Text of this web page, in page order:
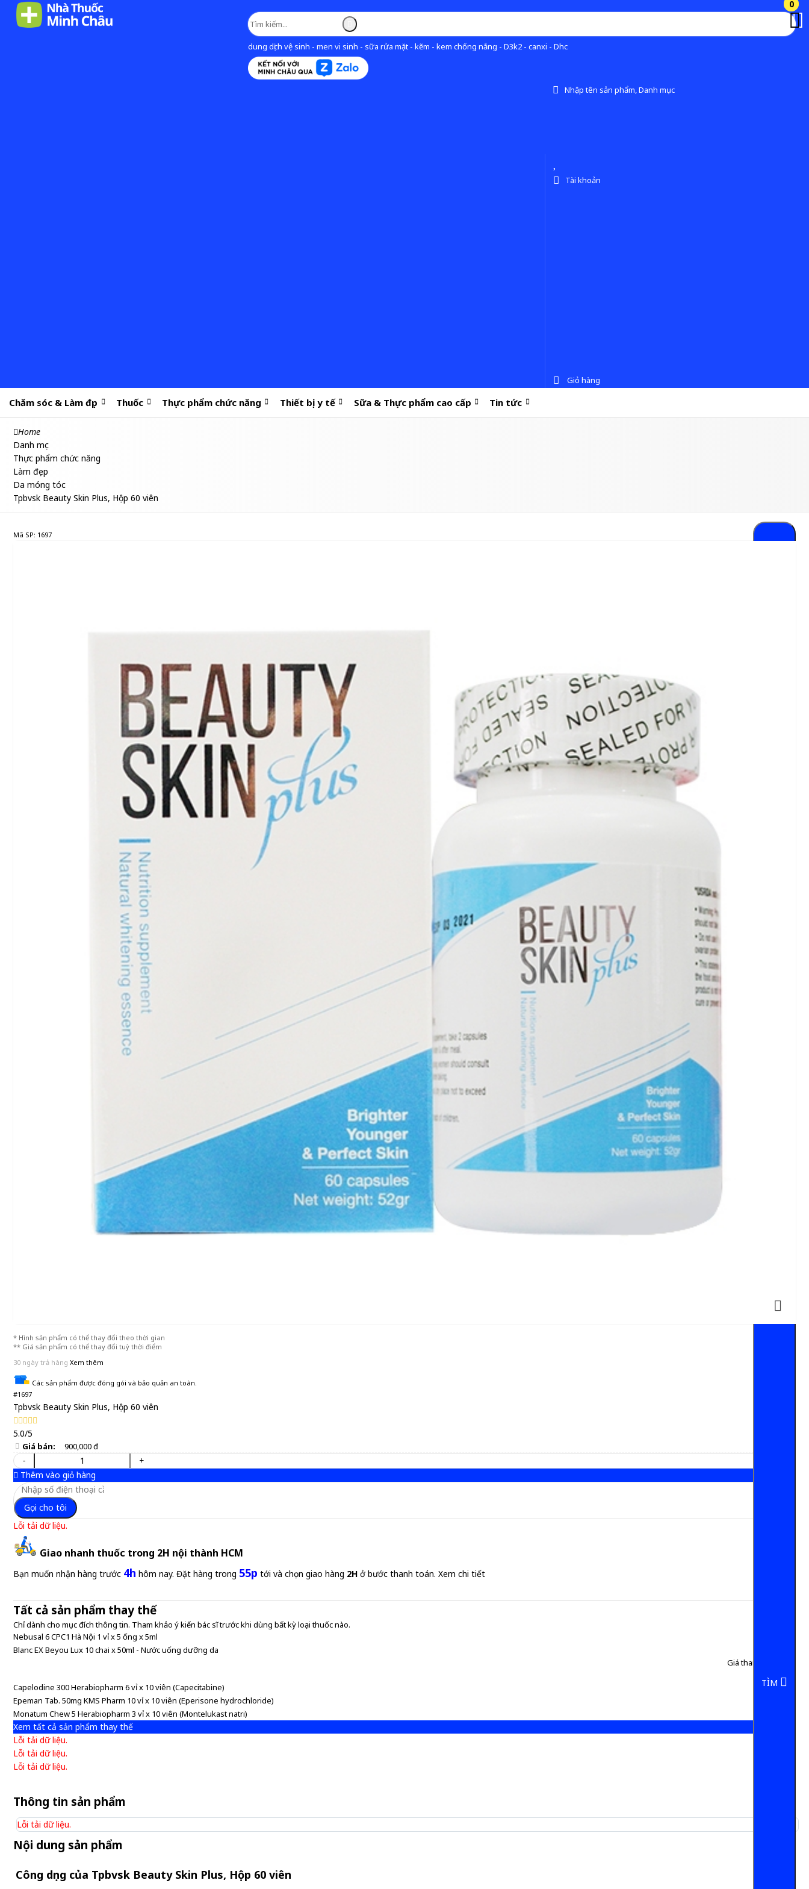
dung dịch vệ sinh - men vi sinh - sữa rửa mặt - kẽm - kem chống nắng - D3k2 - canxi - Dhc
Nhập tên sản phẩm, Danh mục
0
Tài khoản
0
Giỏ hàng
Chăm sóc & Làm đẹp Thuốc Thực phẩm chức năng Thiết bị y tế Sữa & Thực phẩm cao cấp Tin tức
Home
Danh mục
Thực phẩm chức năng
Làm đẹp
Da móng tóc
Tpbvsk Beauty Skin Plus, Hộp 60 viên
Mã SP: 1697
* Hình sản phẩm có thể thay đổi theo thời gian
** Giá sản phẩm có thể thay đổi tuỳ thời điểm
30 ngày trả hàng Xem thêm
Các sản phẩm được đóng gói và bảo quản an toàn.
#1697
Tpbvsk Beauty Skin Plus, Hộp 60 viên
5.0/5
Giá bán: 900,000 đ
-
+
Thêm vào giỏ hàng
Gọi cho tôi
Lỗi tải dữ liệu.
Giao nhanh thuốc trong 2H nội thành HCM
Bạn muốn nhận hàng trước 4h hôm nay. Đặt hàng trong 55p tới và chọn giao hàng 2H ở bước thanh toán. Xem chi tiết
Tất cả sản phẩm thay thế
Chỉ dành cho mục đích thông tin. Tham khảo ý kiến bác sĩ trước khi dùng bất kỳ loại thuốc nào.
Nebusal 6 CPC1 Hà Nội 1 vỉ x 5 ống x 5ml
Blanc EX Beyou Lux 10 chai x 50ml - Nước uống dưỡng da
Giá tham khảo:
Capelodine 300 Herabiopharm 6 vỉ x 10 viên (Capecitabine)
Epeman Tab. 50mg KMS Pharm 10 vỉ x 10 viên (Eperisone hydrochloride)
Monatum Chew 5 Herabiopharm 3 vỉ x 10 viên (Montelukast natri)
Xem tất cả sản phẩm thay thế
Lỗi tải dữ liệu.
Lỗi tải dữ liệu.
Lỗi tải dữ liệu.
Thông tin sản phẩm
Lỗi tải dữ liệu.
Nội dung sản phẩm
Công dụng của Tpbvsk Beauty Skin Plus, Hộp 60 viên
TÌM